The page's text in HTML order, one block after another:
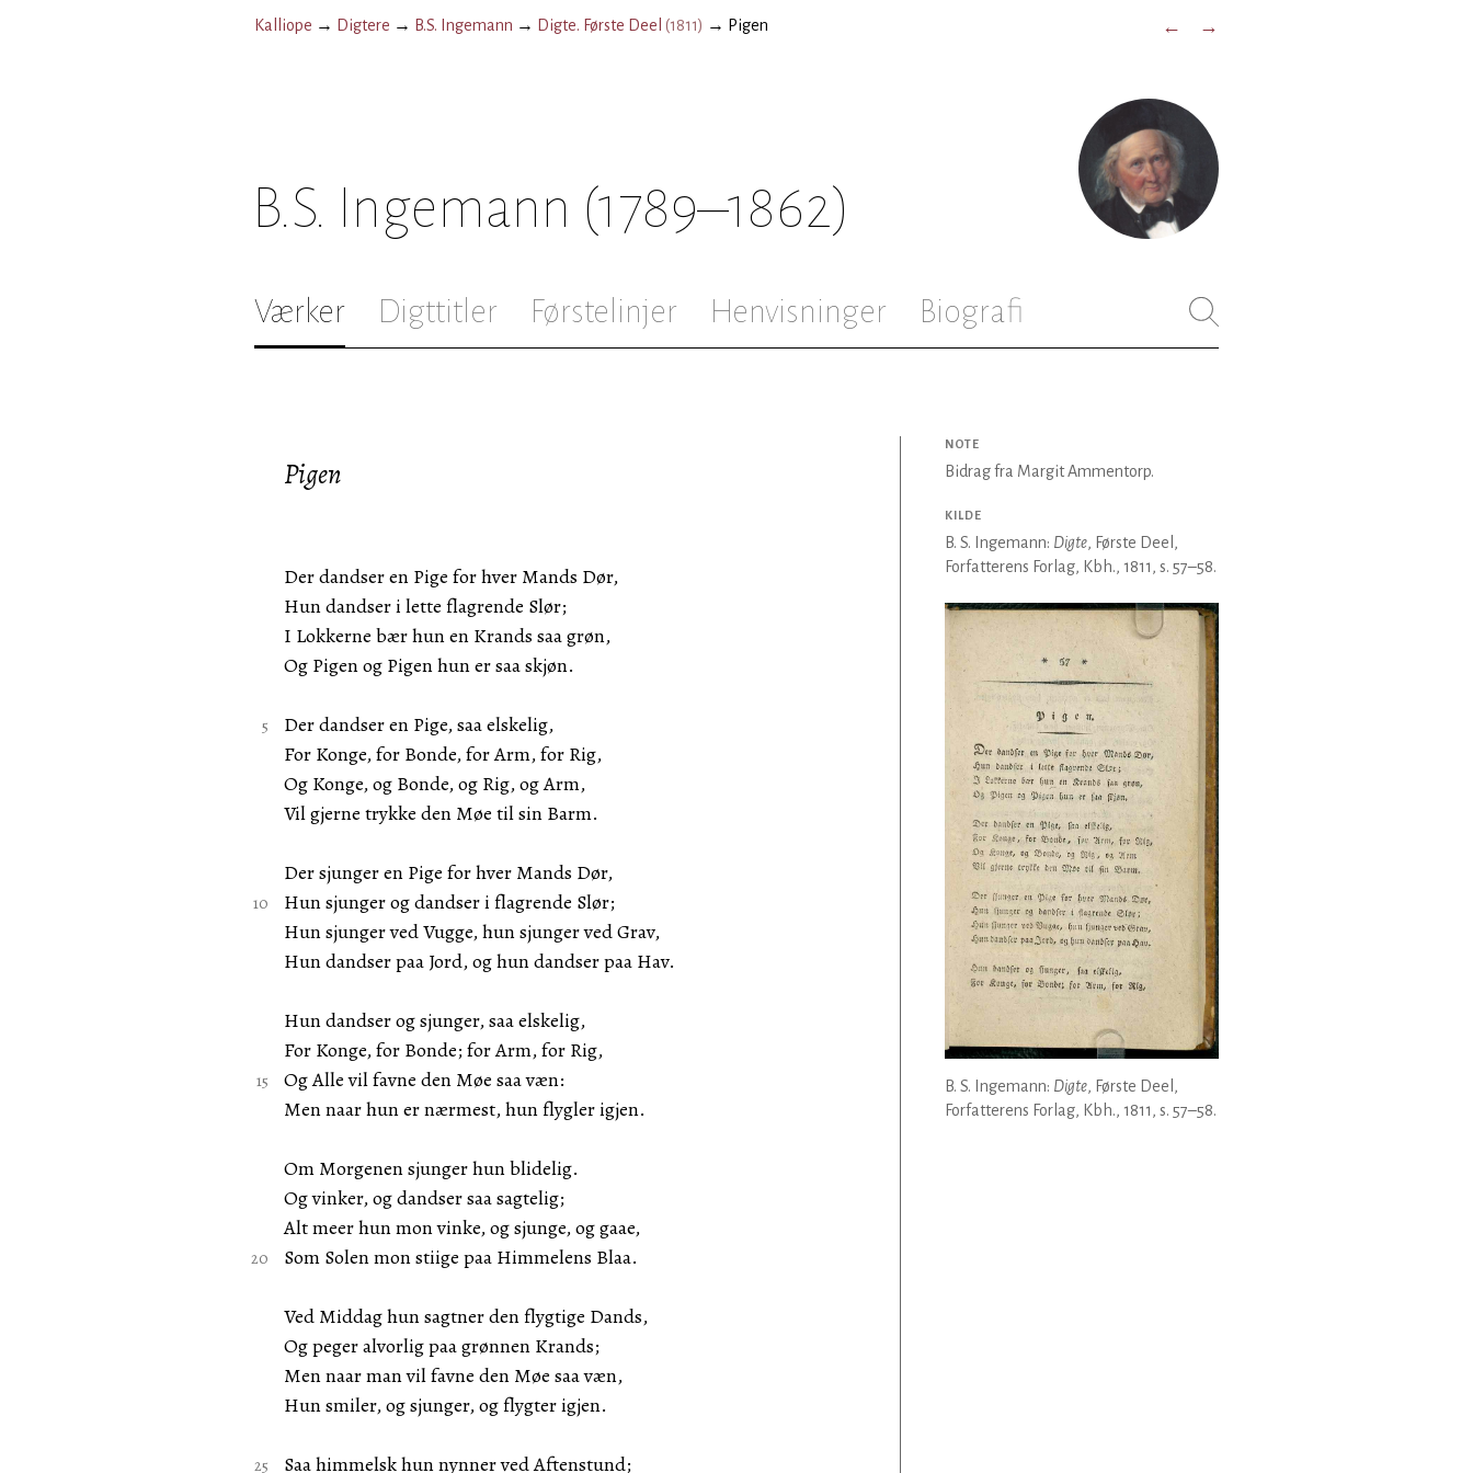
Kalliope → Digtere → B.S. Ingemann → Digte. Første Deel (1811) → Pigen ← →
B.S. Ingemann (1789–1862)
Værker Digttitler Førstelinjer Henvisninger Biografi
Pigen
Der dandser en Pige for hver Mands Dør,
Hun dandser i lette flagrende Slør;
I Lokkerne bær hun en Krands saa grøn,
Og Pigen og Pigen hun er saa skjøn.
Der dandser en Pige, saa elskelig,
For Konge, for Bonde, for Arm, for Rig,
Og Konge, og Bonde, og Rig, og Arm,
Vil gjerne trykke den Møe til sin Barm.
Der sjunger en Pige for hver Mands Dør,
Hun sjunger og dandser i flagrende Slør;
Hun sjunger ved Vugge, hun sjunger ved Grav,
Hun dandser paa Jord, og hun dandser paa Hav.
Hun dandser og sjunger, saa elskelig,
For Konge, for Bonde; for Arm, for Rig,
Og Alle vil favne den Møe saa væn:
Men naar hun er nærmest, hun flygler igjen.
Om Morgenen sjunger hun blidelig.
Og vinker, og dandser saa sagtelig;
Alt meer hun mon vinke, og sjunge, og gaae,
Som Solen mon stiige paa Himmelens Blaa.
Ved Middag hun sagtner den flygtige Dands,
Og peger alvorlig paa grønnen Krands;
Men naar man vil favne den Møe saa væn,
Hun smiler, og sjunger, og flygter igjen.
Saa himmelsk hun nynner ved Aftenstund;
NOTE
Bidrag fra Margit Ammentorp.
KILDE
B. S. Ingemann: Digte, Første Deel,
Forfatterens Forlag, Kbh., 1811, s. 57–58.
B. S. Ingemann: Digte, Første Deel,
Forfatterens Forlag, Kbh., 1811, s. 57–58.